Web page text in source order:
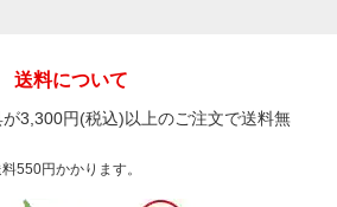
送料について
3,300円(税込)以上のご注文で送料無
550円かかります。